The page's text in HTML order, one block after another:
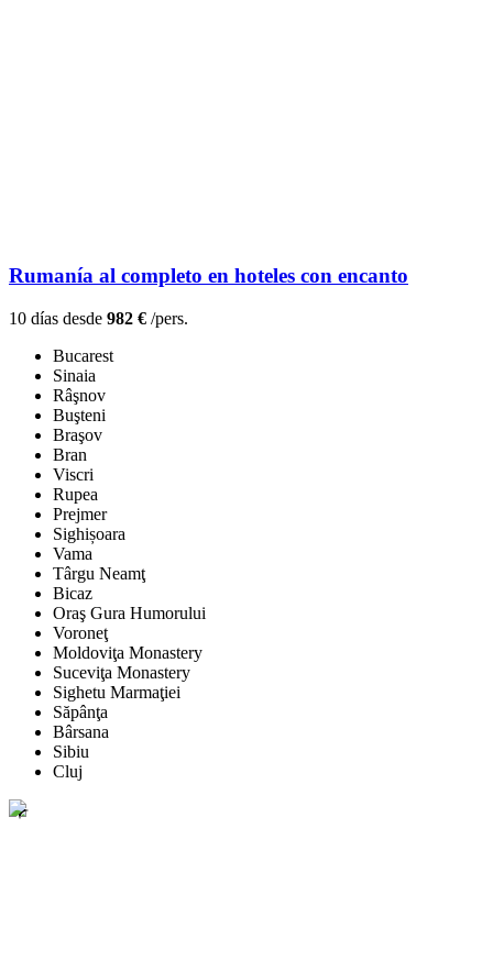
Rumanía al completo en hoteles con encanto
10 días desde 982 € /pers.
Bucarest
Sinaia
Râşnov
Buşteni
Braşov
Bran
Viscri
Rupea
Prejmer
Sighișoara
Vama
Târgu Neamţ
Bicaz
Oraş Gura Humorului
Voroneţ
Moldoviţa Monastery
Suceviţa Monastery
Sighetu Marmaţiei
Săpânţa
Bârsana
Sibiu
Cluj